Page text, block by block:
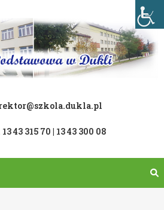
43 315 70 | 13 43 300 08